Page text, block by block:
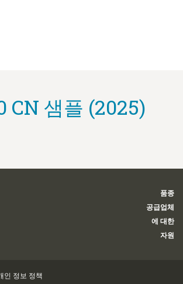
CN 샘플 (2025)
품종
공급업체
에 대한
자원
인 정보 정책